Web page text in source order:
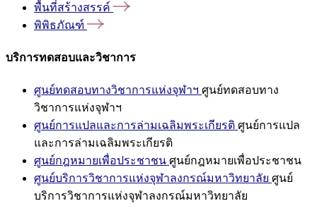
พื้นที่สร้างสรรค์
พิพิธภัณฑ์
บริการทดสอบและวิชาการ
ศูนย์ทดสอบทางวิชาการแห่งจุฬาฯ ศูนย์ทดสอบทาง
วิชาการแห่งจุฬาฯ
ศูนย์การแปลและการล่ามเฉลิมพระเกียรติ ศูนย์การแปล
และการล่ามเฉลิมพระเกียรติ
ศูนย์กฎหมายเพื่อประชาชน ศูนย์กฎหมายเพื่อประชาชน
ศูนย์บริการวิชาการแห่งจุฬาลงกรณ์มหาวิทยาลัย ศูนย์
บริการวิชาการแห่งจุฬาลงกรณ์มหาวิทยาลัย